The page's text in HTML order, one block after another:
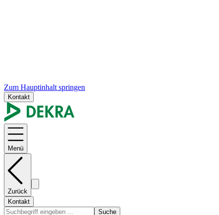
Zum Hauptinhalt springen
Kontakt
Menü
Zurück
Kontakt
Suche